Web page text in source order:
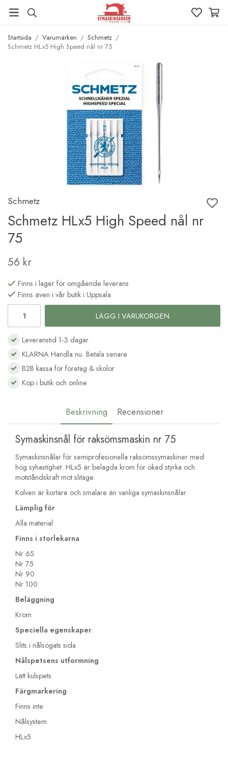
Startsida / Varumärken / Schmetz /
Schmetz HLx5 High Speed nål nr 75
Schmetz
Schmetz HLx5 High Speed nål nr
75
56 kr
Finns i lager för omgående leverans
Finns även i vår butik i Uppsala
LÄGG I VARUKORGEN
Leveranstid 1-3 dagar
KLARNA Handla nu. Betala senare
B2B kassa för företag & skolor
Köp i butik och online
Beskrivning Recensioner
Symaskinsnål för raksömsmaskin nr 75
Symaskinsnålar för semiprofesionella raksömssymaskiner med
hög syhastighet. HLx5 är belagda krom för ökad styrka och
motståndskraft mot slitage.
Kolven är kortare och smalare än vanliga symaskinsnålar.
Lämplig för
Alla material
Finns i storlekarna
Nr 65
Nr 75
Nr 90
Nr 100
Beläggning
Krom
Speciella egenskaper
Slits i nålsögats sida
Nålspetsens utformning
Lätt kulspets
Färgmarkering
Finns inte
Nålsystem
HLx5